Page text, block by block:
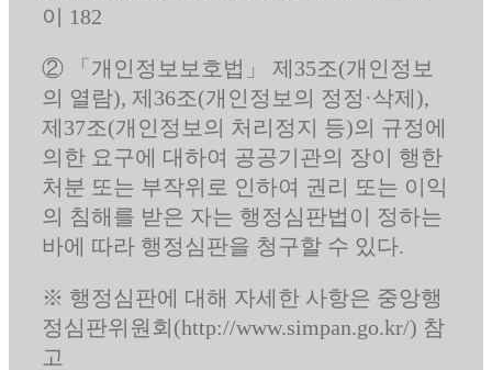
이 182
② 「개인정보보호법」 제35조(개인정보
의 열람), 제36조(개인정보의 정정·삭제),
제37조(개인정보의 처리정지 등)의 규정에
의한 요구에 대하여 공공기관의 장이 행한
처분 또는 부작위로 인하여 권리 또는 이익
의 침해를 받은 자는 행정심판법이 정하는
바에 따라 행정심판을 청구할 수 있다.
※ 행정심판에 대해 자세한 사항은 중앙행
정심판위원회(http://www.simpan.go.kr/) 참
고